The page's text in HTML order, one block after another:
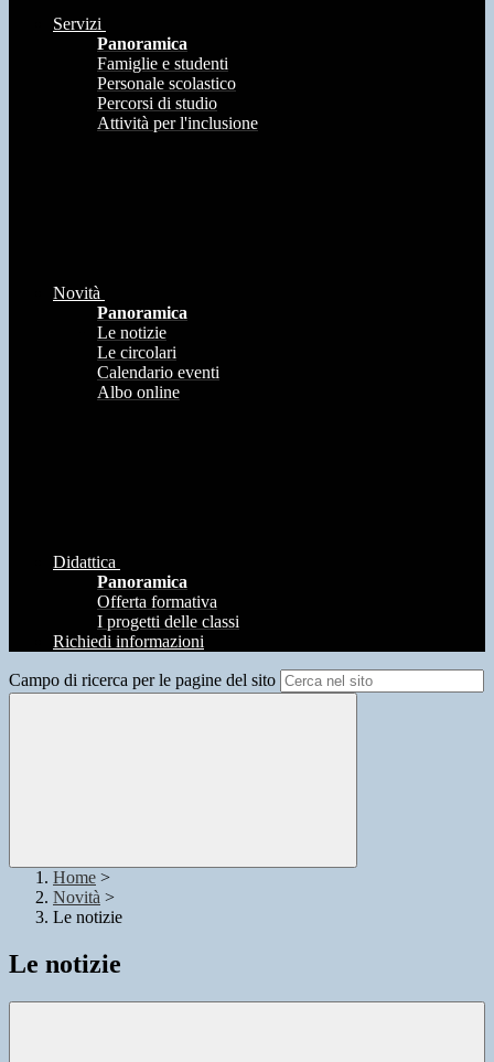
Servizi
Panoramica
Famiglie e studenti
Personale scolastico
Percorsi di studio
Attività per l'inclusione
Novità
Panoramica
Le notizie
Le circolari
Calendario eventi
Albo online
Didattica
Panoramica
Offerta formativa
I progetti delle classi
Richiedi informazioni
Campo di ricerca per le pagine del sito
Home >
Novità >
Le notizie
Le notizie